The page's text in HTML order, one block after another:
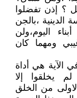
؟ إذن تفضلوا
الدينية ،بالجن
اليوم،ولن
ومهما كان
الآية هي أداة
يخلقوا إلا
من الخلق